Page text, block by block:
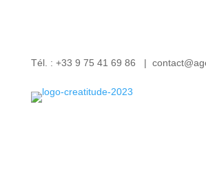
Tél. : +33 9 75 41 69 86 |